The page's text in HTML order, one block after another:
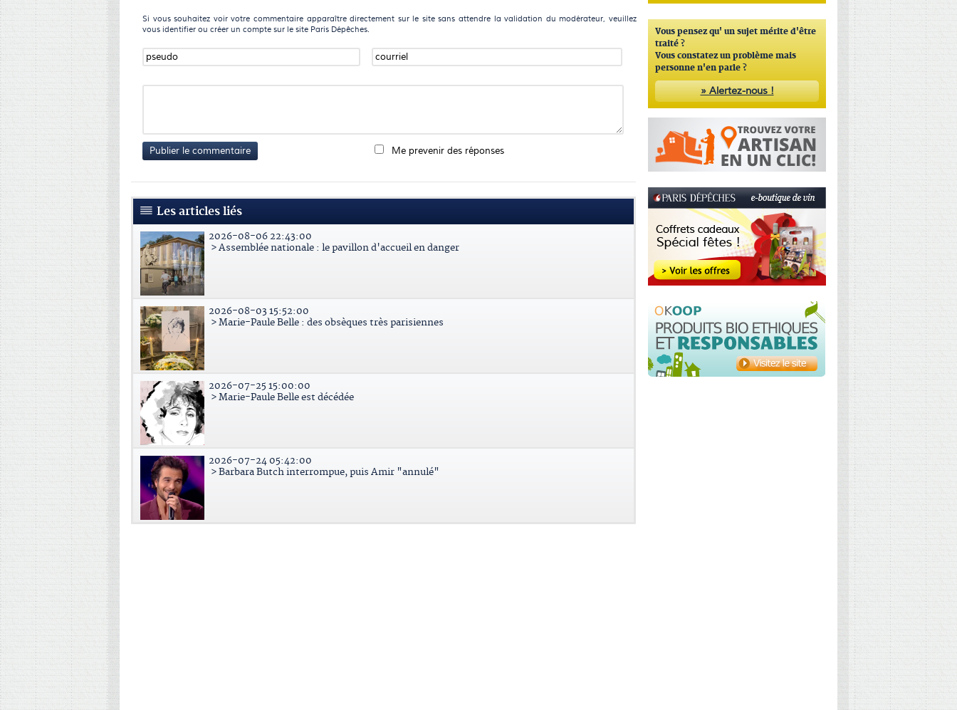
Si vous souhaitez voir votre commentaire apparaître directement sur le site sans attendre la validation du modérateur, veuillez
vous identifier ou créer un compte sur le site Paris Dépêches.
Publier le commentaire Me prevenir des réponses
Les articles liés
2026-08-06 22:43:00
> Assemblée nationale : le pavillon d'accueil en danger
2026-08-03 15:52:00
> Marie-Paule Belle : des obsèques très parisiennes
2026-07-25 15:00:00
> Marie-Paule Belle est décédée
2026-07-24 05:42:00
> Barbara Butch interrompue, puis Amir "annulé"
Vous pensez qu' un sujet mérite d'être
traité ?
Vous constatez un problème mais
personne n'en parle ?
» Alertez-nous !